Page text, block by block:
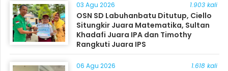
03 Agu 2026 1.903 kali
OSN SD Labuhanbatu Ditutup, Ciello
Situngkir Juara Matematika, Sultan
Khadafi Juara IPA dan Timothy
Rangkuti Juara IPS
06 Agu 2026 1.618 kali